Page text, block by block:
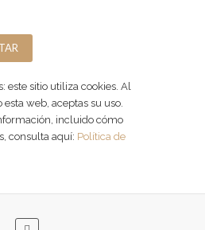
este sitio utiliza cookies. Al
web, aceptas su uso.
incluido cómo
consulta aquí: Política de